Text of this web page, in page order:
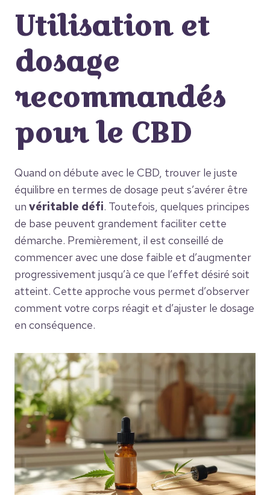
Utilisation et
dosage
recommandés
pour le CBD
Quand on débute avec le CBD, trouver le juste
équilibre en termes de dosage peut s’avérer être
un véritable défi. Toutefois, quelques principes
de base peuvent grandement faciliter cette
démarche. Premièrement, il est conseillé de
commencer avec une dose faible et d’augmenter
progressivement jusqu’à ce que l’effet désiré soit
atteint. Cette approche vous permet d’observer
comment votre corps réagit et d’ajuster le dosage
en conséquence.